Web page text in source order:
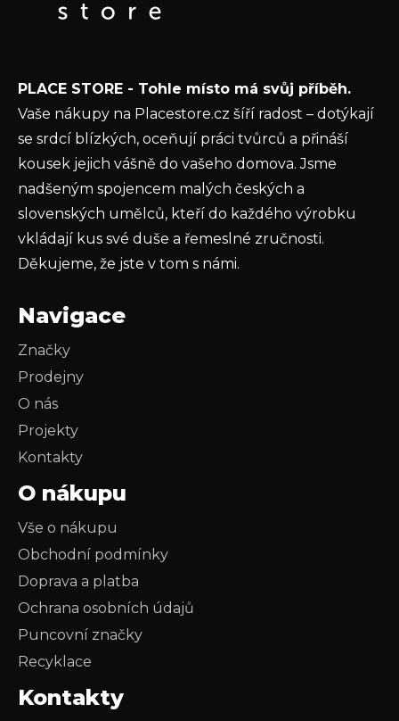
ochrany osobních údajů
PŘIHLÁSIT SE
PLACE STORE - Tohle místo má svůj příběh.
Vaše nákupy na Placestore.cz šíří radost – dotýkají
se srdcí blízkých, oceňují práci tvůrců a přináší
kousek jejich vášně do vašeho domova. Jsme
nadšeným spojencem malých českých a
slovenských umělců, kteří do každého výrobku
vkládají kus své duše a řemeslné zručnosti.
Děkujeme, že jste v tom s námi.
Navigace
Značky
Prodejny
O nás
Projekty
Kontakty
O nákupu
Vše o nákupu
Obchodní podmínky
Doprava a platba
Ochrana osobních údajů
Puncovní značky
Recyklace
Kontakty